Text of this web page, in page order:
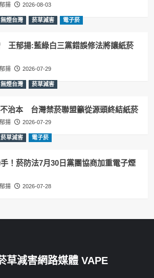
揚 2026-08-03
無煙台灣 菸草減害 電子菸
王郁揚:藍綠白三黨錯誤修法將讓紙菸
揚 2026-07-29
無煙台灣 菸草減害
治本 台灣禁菸聯盟籲從源頭終結紙菸
揚 2026-07-29
菸草減害 電子菸
！菸防法7月30日黨團協商加重電子煙
揚 2026-07-28
草減害網路媒體 VAPE